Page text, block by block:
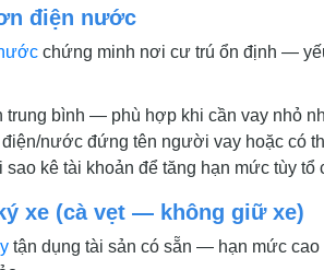
điện nước
chứng minh nơi cư trú ổn định —
trung bình — phù hợp khi cần vay nhỏ
nước đứng tên người vay hoặc có
kê tài khoản để tăng hạn mức tùy tổ
xe (cà vẹt — không giữ xe)
tận dụng tài sản có sẵn — hạn mức